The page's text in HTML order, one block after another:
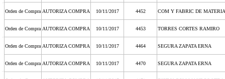
Orden de Compra AUTORIZA COMPRA 10/11/2017 4452 COM Y FABRIC DE
Orden de Compra AUTORIZA COMPRA 10/11/2017 4453 TORRES CORTES RAMIRO
Orden de Compra AUTORIZA COMPRA 10/11/2017 4464 SEGURA ZAPATA ERNA
Orden de Compra AUTORIZA COMPRA 10/11/2017 4470 SEGURA ZAPATA ERNA